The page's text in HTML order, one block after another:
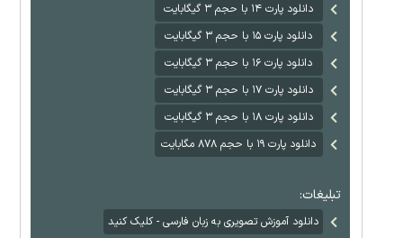
دانلود پارت ۱۴ با حجم ۳ گیگابایت
دانلود پارت ۱۵ با حجم ۳ گیگابایت
دانلود پارت ۱۶ با حجم ۳ گیگابایت
دانلود پارت ۱۷ با حجم ۳ گیگابایت
دانلود پارت ۱۸ با حجم ۳ گیگابایت
دانلود پارت ۱۹ با حجم ۸۷۸ مگابایت
تبلیغات:
دانلود آموزش تصویری به زبان فارسی - کلیک کنید